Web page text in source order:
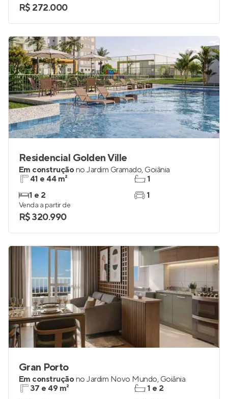
R$ 272.000
Residencial Golden Ville
Em construçãono Jardim Gramado, Goiânia
41 e 44 m²
1 e 2
1
1
Venda a partir de
R$ 320.990
Gran Porto
Em construçãono Jardim Novo Mundo, Goiânia
37 e 49 m²
1 e 2